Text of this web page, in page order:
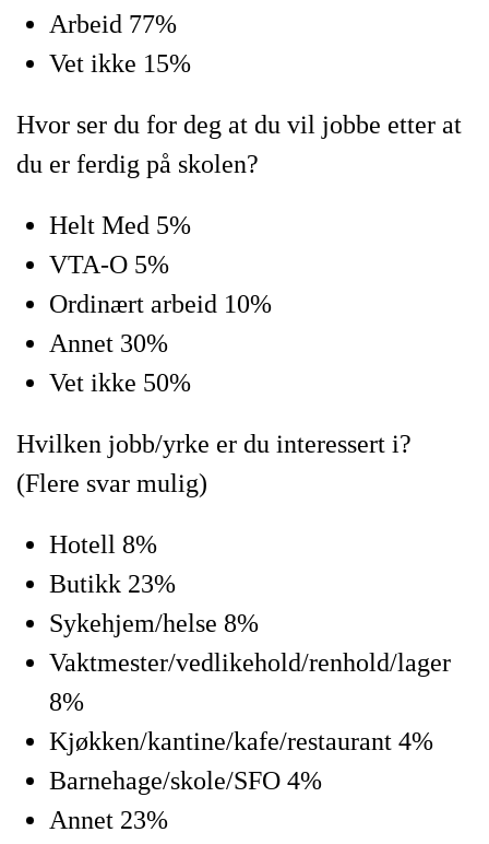
Arbeid 77%
Vet ikke 15%
Hvor ser du for deg at du vil jobbe etter at
du er ferdig på skolen?
Helt Med 5%
VTA-O 5%
Ordinært arbeid 10%
Annet 30%
Vet ikke 50%
Hvilken jobb/yrke er du interessert i?
(Flere svar mulig)
Hotell 8%
Butikk 23%
Sykehjem/helse 8%
Vaktmester/vedlikehold/renhold/lager
8%
Kjøkken/kantine/kafe/restaurant 4%
Barnehage/skole/SFO 4%
Annet 23%